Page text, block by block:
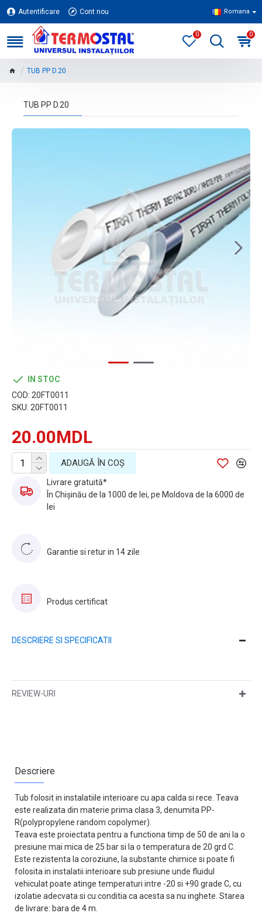
Autentificare Cont nou Romana
0 0
TUB PP D.20
TUB PP D.20
20.00MDL
IN STOC
COD: 20FT0011
SKU: 20FT0011
ADAUGĂ ÎN COŞ
Livrare gratuită*
În Chișinău de la 1000 de lei, pe Moldova de la 6000 de
lei
Garantie si retur in 14 zile
Produs certificat
DESCRIERE SI SPECIFICATII
REVIEW-URI
Descriere
Tub folosit in instalatiile interioare cu apa calda si rece. Teava
este realizata din materie prima clasa 3, denumita PP-
R(polypropylene random copolymer).
Teava este proiectata pentru a functiona timp de 50 de ani la o
presiune mai mica de 25 bar si la o temperatura de 20 grd C.
Este rezistenta la coroziune, la substante chimice si poate fi
folosita in instalatii interioare sub presiune unde fluidul
vehiculat poate atinge temperaturi intre -20 si +90 grade C, cu
izolatie adecvata si cu conditia ca acesta sa nu inghete. Starea
de livrare: bara de 4 m.